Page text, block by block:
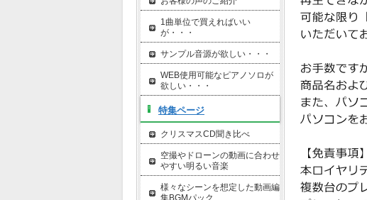
1曲単位で買えればいい
が・・・
サンプル音源が欲しい・・・
WEB使用可能なピアノソロが
欲しい・・・
特集ページ
クリスマスCD聞き比べ
空撮やドローンの動画に合わせ
やすい明るい音楽
様々なシーンを想定した動画編
集BGMパック